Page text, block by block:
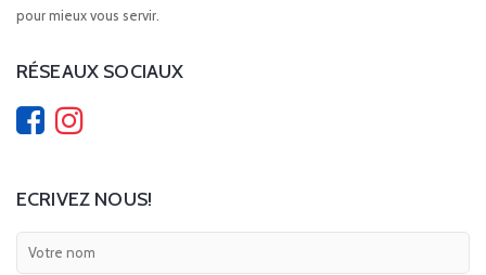
pour mieux vous servir.
RÉSEAUX SOCIAUX
ECRIVEZ NOUS!